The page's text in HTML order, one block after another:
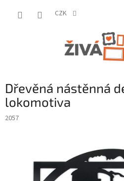
CZK
Dřevěná nástěnná
lokomotiva
2057